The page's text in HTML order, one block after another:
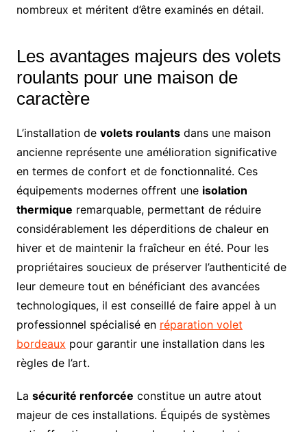
nombreux et méritent d’être examinés en détail.
Les avantages majeurs des volets
roulants pour une maison de
caractère
L’installation de volets roulantsdans une maison
ancienne représente une amélioration significative
en termes de confort et de fonctionnalité. Ces
équipements modernes offrent une isolation
thermique remarquable, permettant de réduire
considérablement les déperditions de chaleur en
hiver et de maintenir la fraîcheur en été. Pour les
propriétaires soucieux de préserver l’authenticité de
leur demeure tout en bénéficiant des avancées
technologiques, il est conseillé de faire appel à un
professionnel spécialisé en réparation volet
bordeaux pour garantir une installation dans les
règles de l’art.
La sécurité renforcée constitue un autre atout
majeur de ces installations. Équipés de systèmes